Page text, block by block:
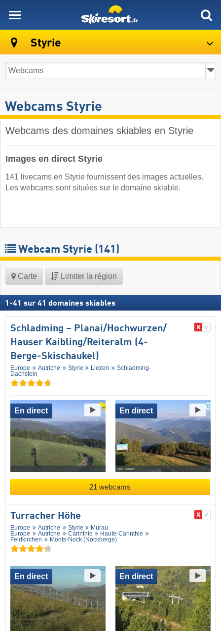
Styrie
Webcams Styrie
Webcams des domaines skiables en Styrie
Images en direct Styrie
141 livecams en Styrie fournissent des images actuelles.
Les webcams sont situées sur le domaine skiable.
Webcam Styrie (141)
Carte Limiter la région
1 -41 sur 41 domaines skiables
Schladming – Planai/​Hochwurzen/​
Hauser Kaibling/​Reiteralm (4-
Berge-Skischaukel)
Europe Autriche Styrie Liezen
Schladming-
Dachstein
En direct En direct
21 webcams
Turracher Höhe
Europe Autriche Styrie
Murau
Europe
Autriche Carinthie
Haute-Carinthie
Feldkirchen
Monts-Nock (Nockberge)
En direct En direct